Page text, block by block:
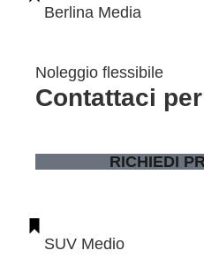
Berlina Media
Noleggio flessibile
Contattaci
RICHIEDI
SUV Medio